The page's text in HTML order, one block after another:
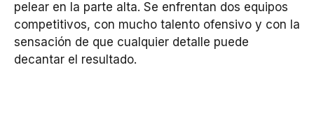
pelear en la parte alta. Se enfrentan dos equipos
competitivos, con mucho talento ofensivo y con la
sensación de que cualquier detalle puede
decantar el resultado.